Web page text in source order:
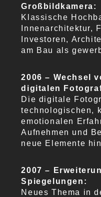
Großbildkamera:
Klassische
Innenarchitektur,
Investoren,
am Bau als
2006 – Wechsel
digitalen
Die digitale
technologischen,
emotionalen
Aufnehmen und
neue Elemente
2007 –
Spiegelungen:
Neues Thema in